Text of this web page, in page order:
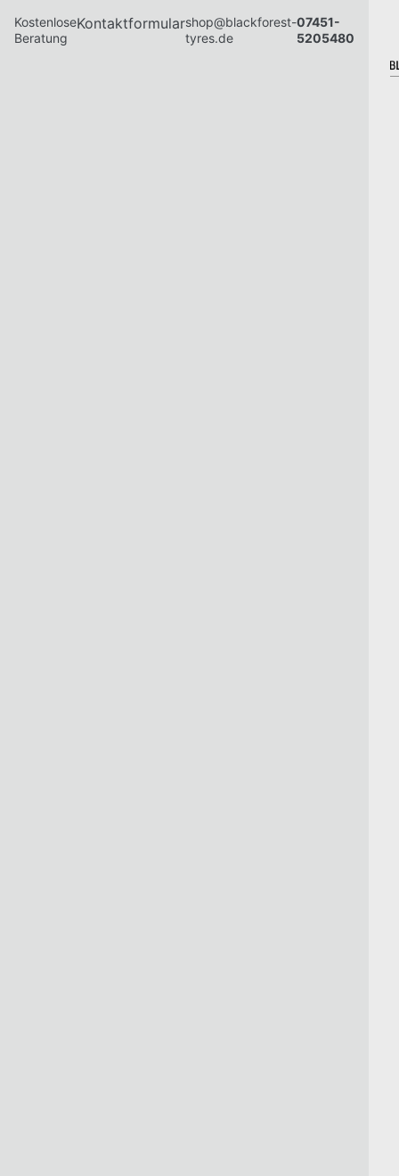
Kostenlose
Beratung
Kontaktformularshop@blackforest-
tyres.de
07451-
5205480